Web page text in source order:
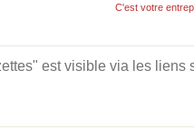
C'est votre
est visible via les liens